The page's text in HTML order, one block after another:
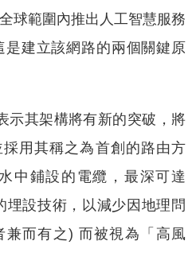
球範圍內推出人工智慧服務
建立該網路的兩個關鍵原
示其架構將有新的突破，將
用其稱之為首創的路由方
中鋪設的電纜，最深可達
埋設技術，以減少因地理問
而有之) 而被視為「高風